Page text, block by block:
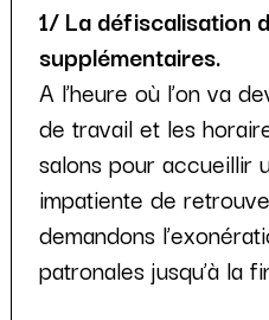
1/ La défiscalisation
supplémentaires.
A l’heure où l’on va
de travail et les
salons pour accueillir
impatiente de
demandons
patronales jusqu’à la